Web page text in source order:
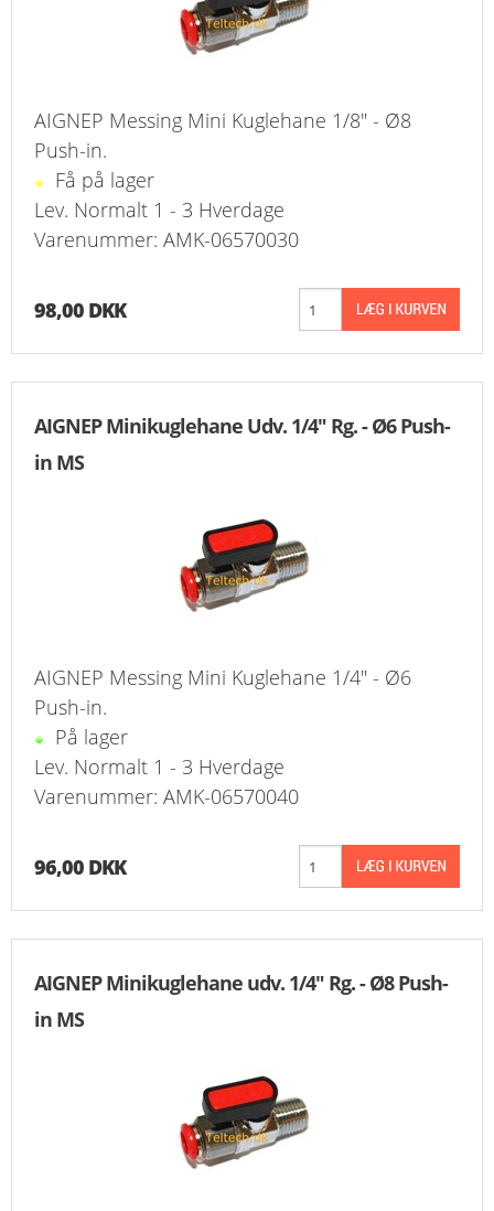
AIGNEP Messing Mini Kuglehane 1/8" - Ø8
Push-in.
Få på lager
Lev. Normalt 1 - 3 Hverdage
Varenummer: AMK-06570030
98,00 DKK
AIGNEP Minikuglehane Udv. 1/4" Rg. - Ø6 Push-
in MS
AIGNEP Messing Mini Kuglehane 1/4" - Ø6
Push-in.
På lager
Lev. Normalt 1 - 3 Hverdage
Varenummer: AMK-06570040
96,00 DKK
AIGNEP Minikuglehane udv. 1/4" Rg. - Ø8 Push-
in MS